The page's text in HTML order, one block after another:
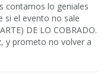
contamos lo geniales
si el evento no sale
DE LO COBRADO.
y prometo no volver a